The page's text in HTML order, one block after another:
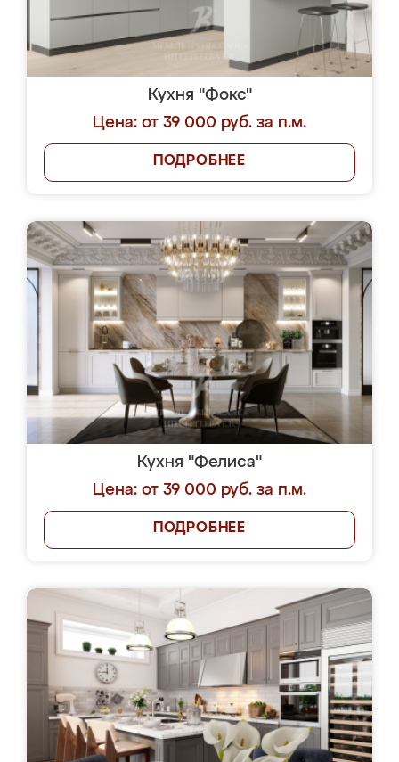
Кухня "Фокс"
Цена: от 39 000 руб. за п.м.
ПОДРОБНЕЕ
Кухня "Фелиса"
Цена: от 39 000 руб. за п.м.
ПОДРОБНЕЕ